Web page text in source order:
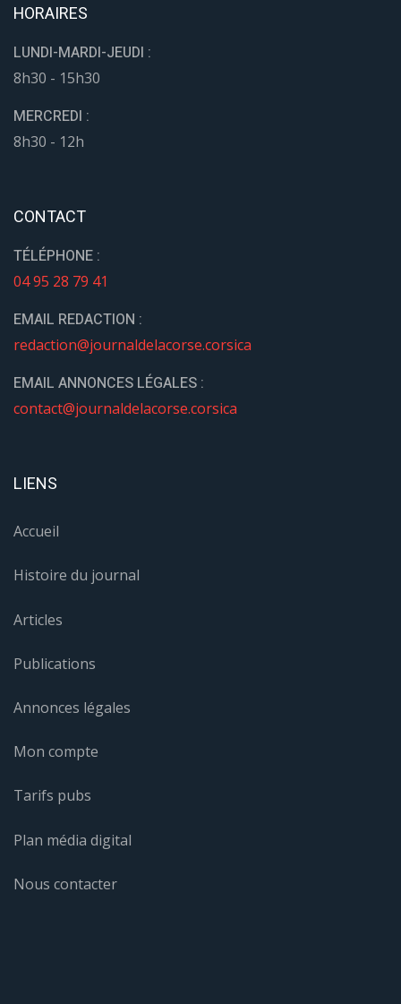
HORAIRES
LUNDI-MARDI-JEUDI :
8h30 - 15h30
MERCREDI :
8h30 - 12h
CONTACT
TÉLÉPHONE :
04 95 28 79 41
EMAIL REDACTION :
redaction@journaldelacorse.corsica
EMAIL ANNONCES LÉGALES :
contact@journaldelacorse.corsica
LIENS
Accueil
Histoire du journal
Articles
Publications
Annonces légales
Mon compte
Tarifs pubs
Plan média digital
Nous contacter